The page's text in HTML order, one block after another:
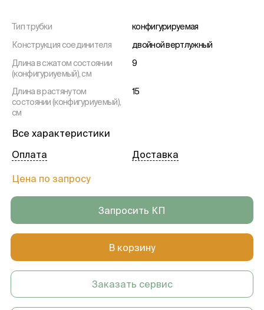
Тип трубки
конфигурируемая
Конструкция соединителя
двойной вертлужный
Длина в сжатом состоянии
(конфигуриуемый), см
9
Длина в растянутом
состоянии (конфигуриуемый),
см
15
Тип порта на угловом
коннекторе
Коннектор со стороны
15m
пациента
Все характеристики
Цена по запросу
Оплата Доставка
Запросить КП
В корзину
Заказать сервис